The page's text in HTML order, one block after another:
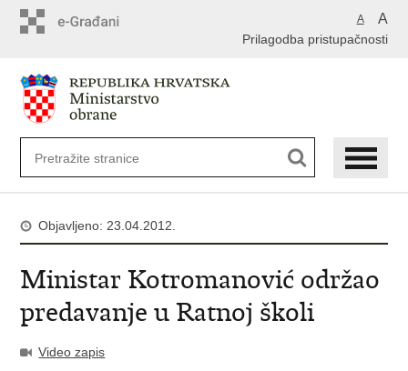
A A
Prilagodba pristupačnosti
Objavljeno: 23.04.2012.
Ministar Kotromanović održao
predavanje u Ratnoj školi
Video zapis